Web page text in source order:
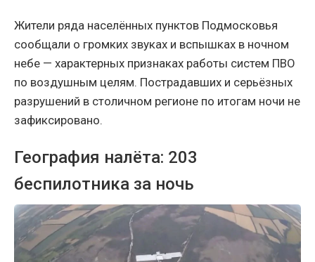
Жители ряда населённых пунктов Подмосковья
сообщали о громких звуках и вспышках в ночном
небе — характерных признаках работы систем ПВО
по воздушным целям. Пострадавших и серьёзных
разрушений в столичном регионе по итогам ночи не
зафиксировано.
География налёта: 203
беспилотника за ночь